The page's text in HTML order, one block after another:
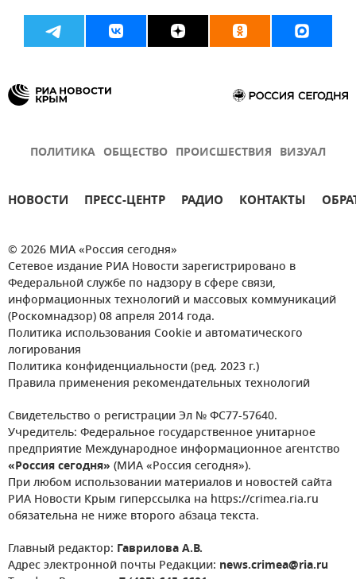
ПОЛИТИКА ОБЩЕСТВО ПРОИСШЕСТВИЯ ВИЗУАЛ
НОВОСТИ ПРЕСС-ЦЕНТР РАДИО КОНТАКТЫ
© 2026 МИА «Россия сегодня»
Сетевое издание РИА Новости зарегистрировано в
Федеральной службе по надзору в сфере связи,
информационных технологий и массовых коммуникаций
(Роскомнадзор) 08 апреля 2014 года.
Политика использования Cookie и автоматического
логирования
Политика конфиденциальности (ред. 2023 г.)
Правила применения рекомендательных технологий
Свидетельство о регистрации Эл № ФС77-57640.
Учредитель: Федеральное государственное унитарное
предприятие Международное информационное агентство
«Россия сегодня» (МИА «Россия сегодня»).
При любом использовании материалов и новостей сайта
РИА Новости Крым гиперссылка на https://crimea.ria.ru
обязательна не ниже второго абзаца текста.
Главный редактор: Гаврилова А.В.
Адрес электронной почты Редакции: news.crimea@ria.ru